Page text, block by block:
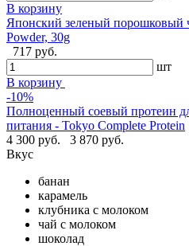
В корзину
Японский зеленый порошковый
Powder, 30g
717 руб.
шт
В корзину
-10%
Полноценный соевый протеин
питания - Tokyo Complete Protein
4 300 руб.
3 870 руб.
Вкус
банан
карамель
клубника с молоком
чай с молоком
шоколад